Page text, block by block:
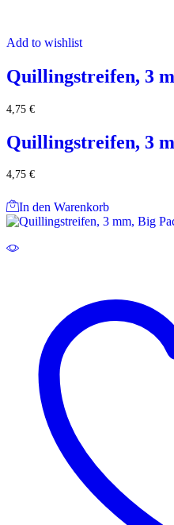
Add to wishlist
Quillingstreifen, 3
4,75 €
Quillingstreifen, 3
4,75 €
In den Warenkorb